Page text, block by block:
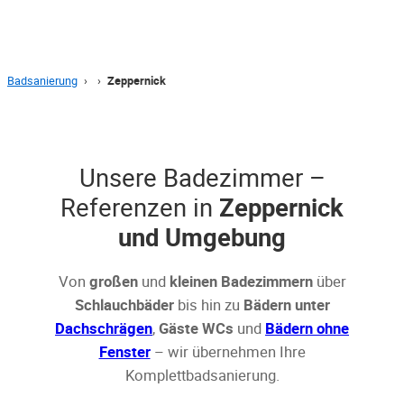
Badsanierung › › Zeppernick
Unsere Badezimmer –
Referenzen in Zeppernick
und Umgebung
Von großenund kleinen Badezimmernüber
Schlauchbäderbis hin zu Bädern unter
Dachschrägen,Gäste WCs und Bädern ohne
Fenster– wir übernehmen Ihre
Komplettbadsanierung.